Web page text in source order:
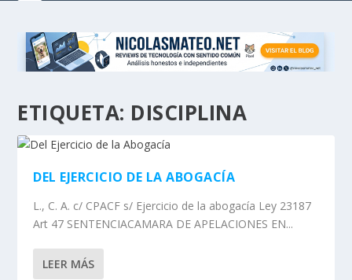
ETIQUETA: DISCIPLINA
DEL EJERCICIO DE LA ABOGACÍA
L., C. A. c/ CPACF s/ Ejercicio de la abogacía Ley 23187
Art 47 SENTENCIACAMARA DE APELACIONES EN...
LEER MÁS